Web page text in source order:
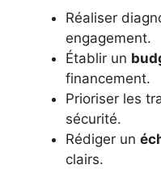
Réaliser
engagement.
Établir un
financement.
Prioriser les
sécurité.
Rédiger un
clairs.